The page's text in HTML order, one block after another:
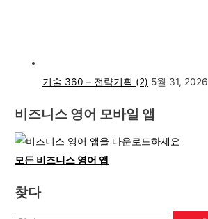
기술 360 – 전략기획 (2) 5월 31, 2026
비즈니스 영어 모바일 앱
모든 비즈니스 영어 앱
찾다